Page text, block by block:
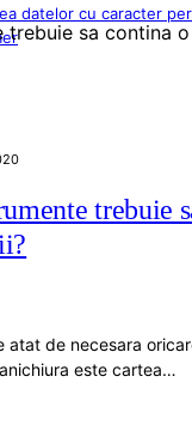
datelor cu caracter
trebuie
atat de necesara
este cartea…